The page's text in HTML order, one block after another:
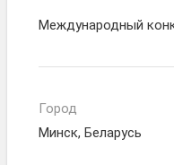
Международный
Город
Минск, Беларусь